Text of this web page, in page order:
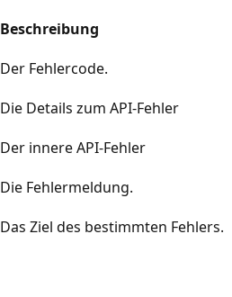
Beschreibung
Der Fehlercode.
Die Details zum API-Fehler
Der innere API-Fehler
Die Fehlermeldung.
Das Ziel des bestimmten Fehlers.